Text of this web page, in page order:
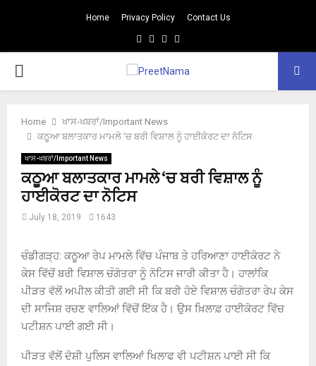
Home Privacy Policy Contact Us
Facebook
TwitterYoutube
PRIMARY
Home
ਖਾਸ-ਖਬਰਾਂ/Important News
ਕਠੂਆ ਬਲਾਤਕਾਰ ਮਾਮਲੇ ‘ਚ ਬਰੀ ਵਿਸ਼ਾਲ ਨੂੰ ਹਾਈਕੋਰਟ ਦਾ ਨੋਟਿਸ
ਖਾਸ-ਖਬਰਾਂ/Important News
ਕਠੂਆ ਬਲਾਤਕਾਰ ਮਾਮਲੇ ‘ਚ ਬਰੀ ਵਿਸ਼ਾਲ ਨੂੰ
ਹਾਈਕੋਰਟ ਦਾ ਨੋਟਿਸ
July 18, 2019 1643
ਚੰਡੀਗੜ੍ਹ: ਕਠੂਆ ਰੇਪ ਮਾਮਲੇ ਵਿੱਚ ਪੰਜਾਬ ਤੇ ਹਰਿਆਣਾ ਹਾਈਕੋਰਟ ਨੇ
ਕੇਸ ਵਿੱਚੋਂ ਬਰੀ ਵਿਸ਼ਾਲ ਚੰਗੋਤਰਾ ਨੂੰ ਨੋਟਿਸ ਜਾਰੀ ਕੀਤਾ ਹੈ। ਹਾਲਾਂਕਿ
ਪੀੜਤ ਵੱਲੋਂ ਅਪੀਲ ਕੀਤੀ ਗਈ ਸੀ ਕਿ ਬਰੀ ਹੋਏ ਵਿਸ਼ਾਲ ਚੰਗੋਤਰਾ ਰੇਪ ਕੇਸ
ਦੀ ਸਾਜਿਸ਼ ਰਚਣ ਵਾਲਿਆਂ ਵਿੱਚੋਂ ਇੱਕ ਹੈ। ਉਸ ਖ਼ਿਲਾਫ਼ ਹਾਈਕੋਰਟ ਵਿੱਚ
ਪਟੀਸ਼ਨ ਪਾਈ ਗਈ ਸੀ।
ਪੀੜਤ ਵੱਲੋਂ ਦੋਸ਼ੀ ਪੁਲਿਸ ਵਾਲਿਆਂ ਖਿਲਾਫ ਵੀ ਪਟੀਸ਼ਨ ਪਾਈ ਸੀ ਕਿ